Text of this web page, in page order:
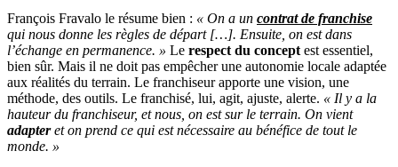
François Fravalo le résume bien : « On a un contrat de franchise
qui nous donne les règles de départ […]. Ensuite, on est dans
l’échange en permanence. » Le respect du concept est essentiel,
bien sûr. Mais il ne doit pas empêcher une autonomie locale adaptée
aux réalités du terrain. Le franchiseur apporte une vision, une
méthode, des outils. Le franchisé, lui, agit, ajuste, alerte. « Il y a la
hauteur du franchiseur, et nous, on est sur le terrain. On vient
adapteret on prend ce qui est nécessaire au bénéfice de tout le
monde. »